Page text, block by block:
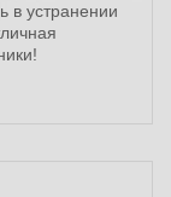
в устранении